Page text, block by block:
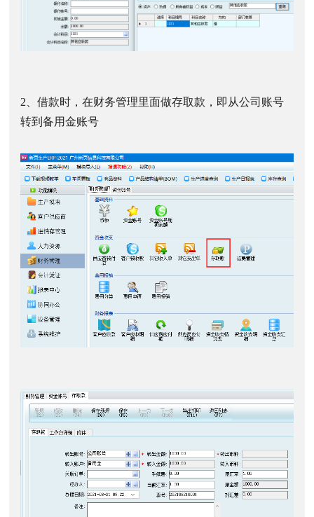
2、借款时，在财务管理里面做存取款，即从公司账号
转到备用金账号